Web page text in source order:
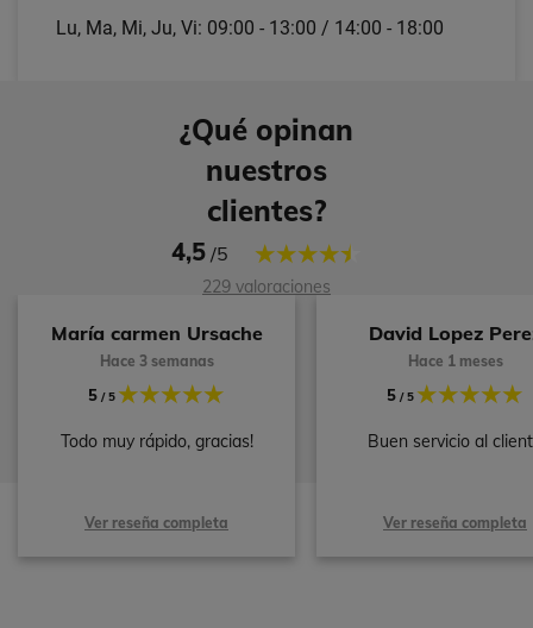
Lu, Ma, Mi, Ju, Vi: 09:00 - 13:00 / 14:00 - 18:00
¿Qué opinan
nuestros
clientes?
4,5/5
229 valoraciones
María carmen Ursache
Hace 3 semanas
5/ 5
Todo muy rápido, gracias!
Ver reseña completa
David Lopez
Hace 1 meses
5/ 5
Buen servicio al
Ver reseña completa